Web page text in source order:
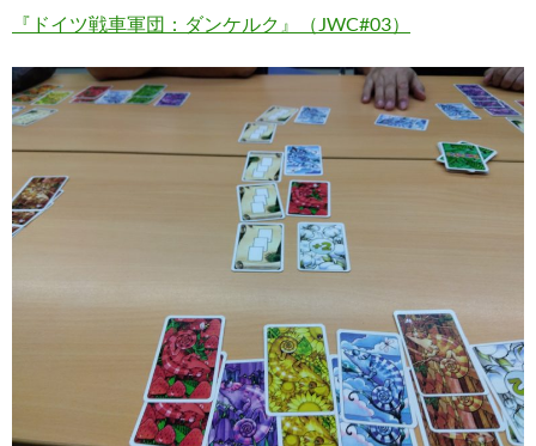
『ドイツ戦車軍団：ダンケルク』（JWC#03）